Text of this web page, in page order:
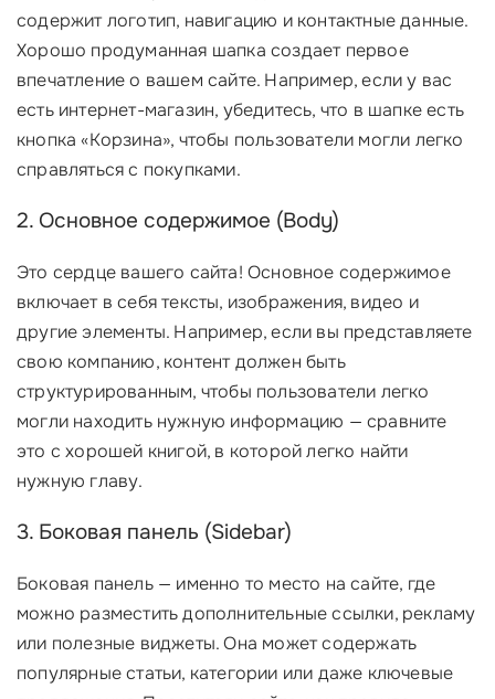
содержит логотип, навигацию и контактные данные.
Хорошо продуманная шапка создает первое
впечатление о вашем сайте. Например, если у вас
есть интернет-магазин, убедитесь, что в шапке есть
кнопка «Корзина», чтобы пользователи могли легко
справляться с покупками.
2. Основное содержимое (Body)
Это сердце вашего сайта! Основное содержимое
включает в себя тексты, изображения, видео и
другие элементы. Например, если вы представляете
свою компанию, контент должен быть
структурированным, чтобы пользователи легко
могли находить нужную информацию — сравните
это с хорошей книгой, в которой легко найти
нужную главу.
3. Боковая панель (Sidebar)
Боковая панель — именно то место на сайте, где
можно разместить дополнительные ссылки, рекламу
или полезные виджеты. Она может содержать
популярные статьи, категории или даже ключевые